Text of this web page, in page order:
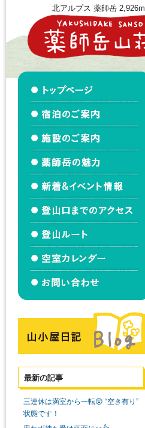
北アルプス 薬師岳 2,926m
最新の記事
三連休は満室から一転😲 “空き有り”
状態です！